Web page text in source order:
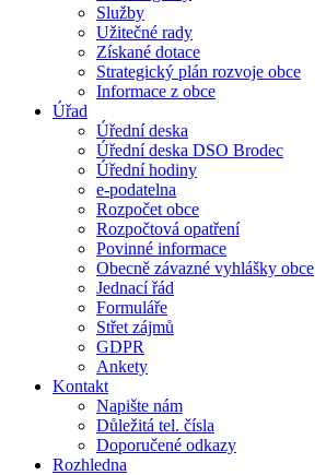
Služby
Užitečné rady
Získané dotace
Strategický plán rozvoje obce
Informace z obce
Úřad
Úřední deska
Úřední deska DSO Brodec
Úřední hodiny
e-podatelna
Rozpočet obce
Rozpočtová opatření
Povinné informace
Obecně závazné vyhlášky obce
Jednací řád
Formuláře
Střet zájmů
GDPR
Ankety
Kontakt
Napište nám
Důležitá tel. čísla
Doporučené odkazy
Rozhledna